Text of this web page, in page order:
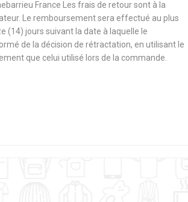
France Les frais de retour sont à la
Le remboursement sera effectué au plus
(14) jours suivant la date à laquelle le
de la décision de rétractation, en utilisant le
que celui utilisé lors de la commande.